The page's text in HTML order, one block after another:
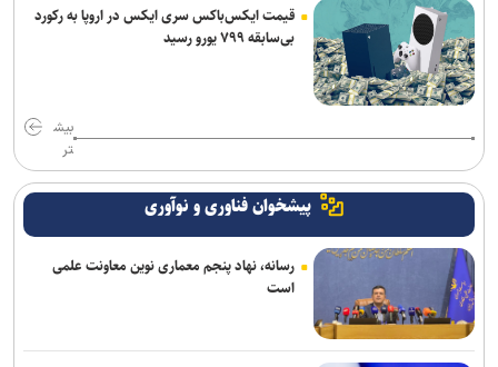
قیمت ایکس‌باکس سری ایکس در اروپا به رکورد
بی‌سابقه ۷۹۹ یورو رسید
بیش
تر
پیشخوان فناوری و نوآوری
رسانه، نهاد پنجم معماری نوین معاونت علمی
است